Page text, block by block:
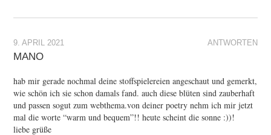
ANTWORTEN
9. APRIL 2021
MANO
hab mir gerade nochmal deine stoffspielereien angeschaut und gemerkt,
wie schön ich sie schon damals fand. auch diese blüten sind zauberhaft
und passen sogut zum webthema.von deiner poetry nehm ich mir jetzt
mal die worte “warm und bequem”!! heute scheint die sonne :))!
liebe grüße